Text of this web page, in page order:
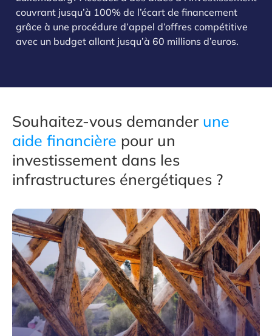
couvrant jusqu’à 100% de l’écart de financement
grâce à une procédure d’appel d’offres compétitive
avec un budget allant jusqu’à 60 millions d’euros.
Souhaitez-vous demander une
aide financière pour un
investissement dans les
infrastructures énergétiques ?